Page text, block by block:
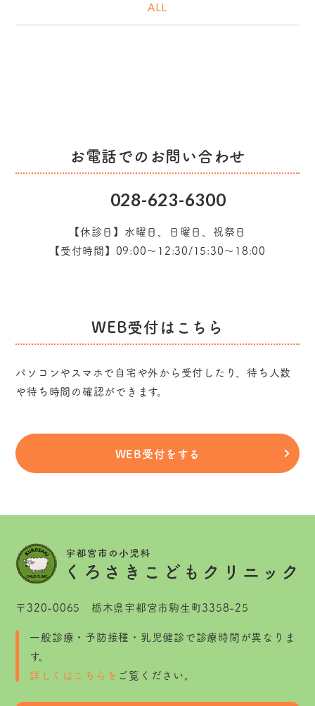
ALL
お電話でのお問い合わせ
028-623-6300
【休診日】水曜日、日曜日、祝祭日
【受付時間】09:00～12:30/15:30～18:00
WEB受付はこちら
パソコンやスマホで自宅や外から受付したり、待ち人数
や待ち時間の確認ができます。
WEB受付をする
〒320-0065 栃木県宇都宮市駒生町3358-25
一般診療・予防接種・乳児健診で診療時間が異なりま
す。
詳しくはこちらを ご覧ください。